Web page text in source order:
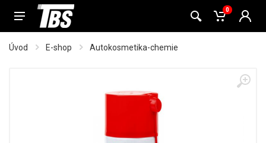
0
Úvod E-shop Autokosmetika-chemie